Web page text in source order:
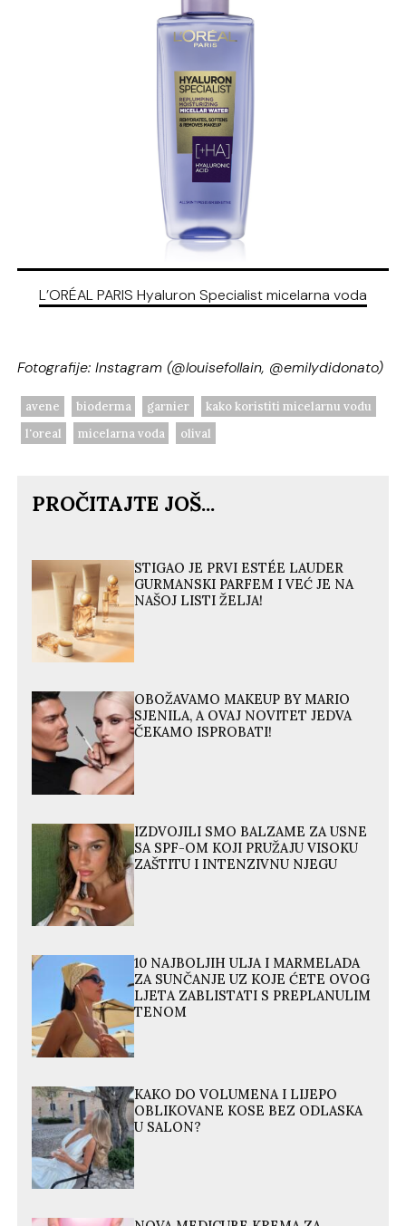
L’ORÉAL PARIS Hyaluron Specialist micelarna voda
Fotografije: Instagram (@louisefollain, @emilydidonato)
avene bioderma garnier
kako koristiti micelarnu vodu
l'oreal
micelarna voda olival
PROČITAJTE JOŠ...
STIGAO JE PRVI ESTÉE LAUDER
GURMANSKI PARFEM I VEĆ JE NA
NAŠOJ LISTI ŽELJA!
OBOŽAVAMO MAKEUP BY MARIO
SJENILA, A OVAJ NOVITET JEDVA
ČEKAMO ISPROBATI!
IZDVOJILI SMO BALZAME ZA USNE
SA SPF-OM KOJI PRUŽAJU VISOKU
ZAŠTITU I INTENZIVNU NJEGU
10 NAJBOLJIH ULJA I MARMELADA
ZA SUNČANJE UZ KOJE ĆETE OVOG
LJETA ZABLISTATI S PREPLANULIM
TENOM
KAKO DO VOLUMENA I LIJEPO
OBLIKOVANE KOSE BEZ ODLASKA
U SALON?